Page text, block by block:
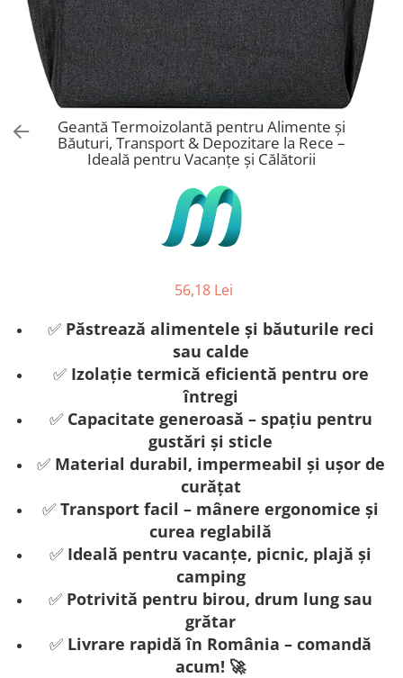
Stickere Copii
Stickere Florale
Stickere Diverse
Stickere Pentru Usi
Unelte - Accesorii DIY
Markere Corectoare - Retuș
Geantă Termoizolantă pentru Alimente și
Băuturi, Transport & Depozitare la Rece –
Ideală pentru Vacanțe și Călătorii
56,18 Lei
✅ Păstrează alimentele și băuturile reci
sau calde
✅ Izolație termică eficientă pentru ore
întregi
✅ Capacitate generoasă – spațiu pentru
gustări și sticle
✅ Material durabil, impermeabil și ușor de
curățat
✅ Transport facil – mânere ergonomice și
curea reglabilă
✅ Ideală pentru vacanțe, picnic, plajă și
camping
✅ Potrivită pentru birou, drum lung sau
grătar
✅ Livrare rapidă în România – comandă
acum! 🚀